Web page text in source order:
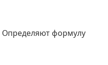
Определяют формулу